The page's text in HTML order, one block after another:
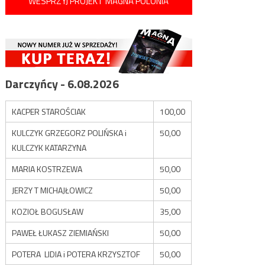
Darczyńcy - 6.08.2026
KACPER STAROŚCIAK
100,00
KULCZYK GRZEGORZ POLIŃSKA i
KULCZYK KATARZYNA
50,00
MARIA KOSTRZEWA
50,00
JERZY T MICHAJŁOWICZ
50,00
KOZIOŁ BOGUSŁAW
35,00
PAWEŁ ŁUKASZ ZIEMIAŃSKI
50,00
POTERA LIDIA i POTERA KRZYSZTOF
50,00